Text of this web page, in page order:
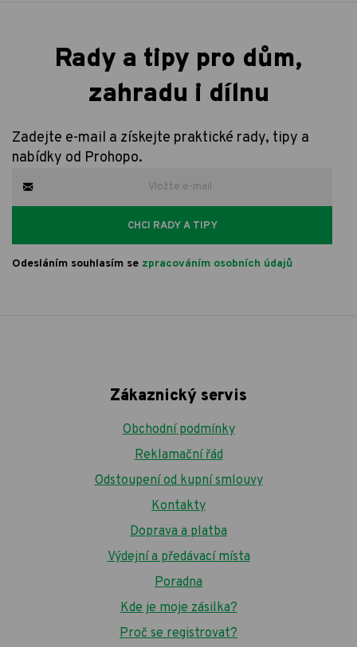
Rady a tipy pro dům,
zahradu i dílnu
Zadejte e-mail a získejte praktické rady, tipy a
nabídky od Prohopo.
CHCI RADY A TIPY
Odesláním souhlasím se zpracováním osobních údajů
Zákaznický servis
Obchodní podmínky
Reklamační řád
Odstoupení od kupní smlouvy
Kontakty
Doprava a platba
Výdejní a předávací místa
Poradna
Kde je moje zásilka?
Proč se registrovat?